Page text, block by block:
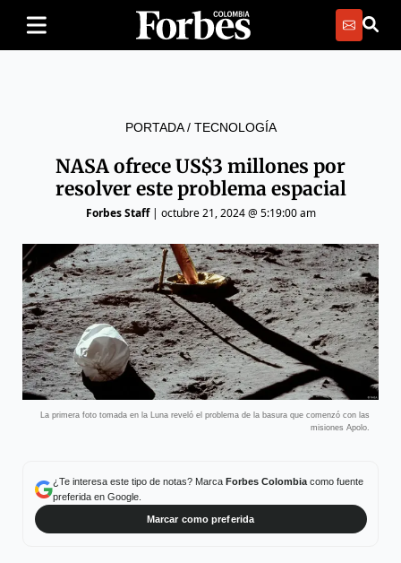
PORTADA/ TECNOLOGÍA
NASA ofrece US$3 millones por
resolver este problema espacial
Forbes Staff| octubre 21, 2024 @ 5:19:00 am
La primera foto tomada en la Luna reveló el problema de la basura que comenzó con las
misiones Apolo.
¿Te interesa este tipo de notas? Marca Forbes Colombiacomo fuente
preferida en Google.
Marcar como preferida